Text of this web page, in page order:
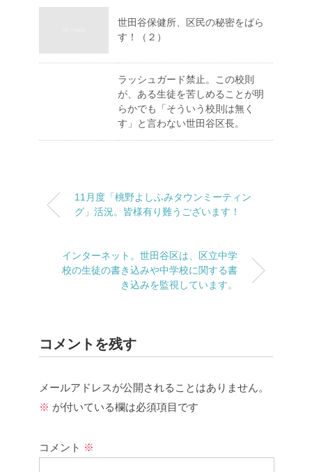
世田谷保健所、区民の秘密をばら
す！（２）
ラッシュガード禁止。この校則
が、ある生徒を苦しめることが明
らかでも「そういう校則は無く
す」と言わない世田谷区長。
11月度「桃野よしふみタウンミーティン
グ」活況。皆様有り難うございます！
インターネット。世田谷区は、区立中学
校の生徒の書き込みや中学校に関する書
き込みを監視しています。
コメントを残す
メールアドレスが公開されることはありません。
※ が付いている欄は必須項目です
コメント ※